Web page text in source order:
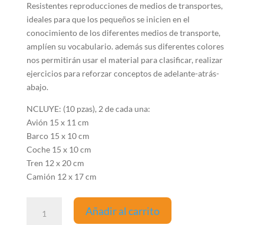
Resistentes reproducciones de medios de transportes,
ideales para que los pequeños se inicien en el
conocimiento de los diferentes medios de transporte,
amplíen su vocabulario. además sus diferentes colores
nos permitirán usar el material para clasificar, realizar
ejercicios para reforzar conceptos de adelante-atrás-
abajo.
NCLUYE: (10 pzas), 2 de cada una:
Avión 15 x 11 cm
Barco 15 x 10 cm
Coche 15 x 10 cm
Tren 12 x 20 cm
Camión 12 x 17 cm
Añadir al carrito